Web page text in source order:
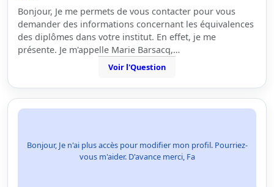
Bonjour, Je me permets de vous contacter pour vous
demander des informations concernant les équivalences
des diplômes dans votre institut. En effet, je me
présente. Je m'appelle Marie Barsacq,…
Voir l'Question
Bonjour, Je n'ai plus accès pour modifier mon profil. Pourriez-
vous m'aider. D'avance merci, Fa